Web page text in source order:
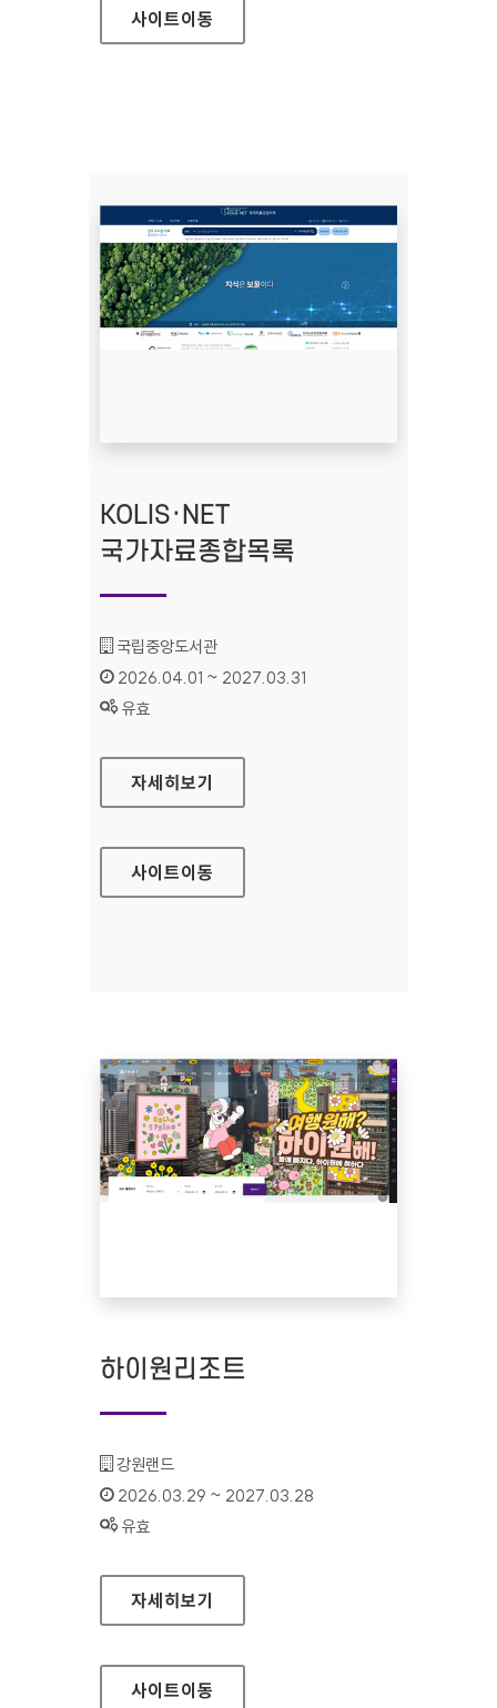
사이트이동
KOLIS·NET
국가자료종합목록
기관명 :
국립중앙도서관
인증기간 :
2026.04.01 ~ 2027.03.31
상태 :
유효
KOLIS·NET 국가자료종합목록
자세히보기
사이트이동
하이원리조트
기관명 :
강원랜드
인증기간 :
2026.03.29 ~ 2027.03.28
상태 :
유효
하이원리조트
자세히보기
사이트이동